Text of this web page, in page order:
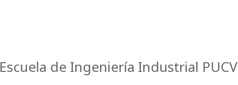
Escuela de Ingeniería Industrial PUCV